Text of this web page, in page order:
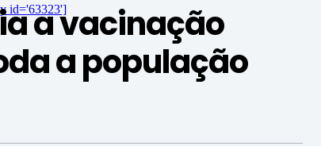
id='63323']
a vacinação
a população